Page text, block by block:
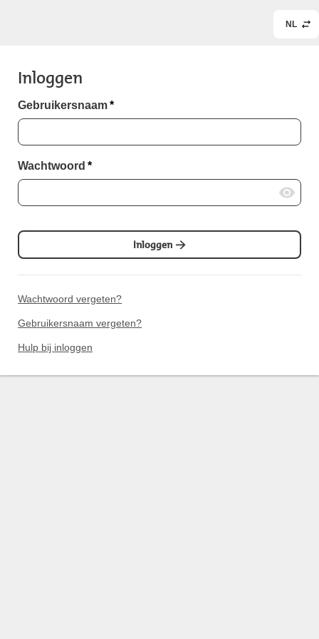
NL
Inloggen
Gebruikersnaam*
Wachtwoord *
Inloggen
Wachtwoord vergeten?
Gebruikersnaam vergeten?
Hulp bij inloggen